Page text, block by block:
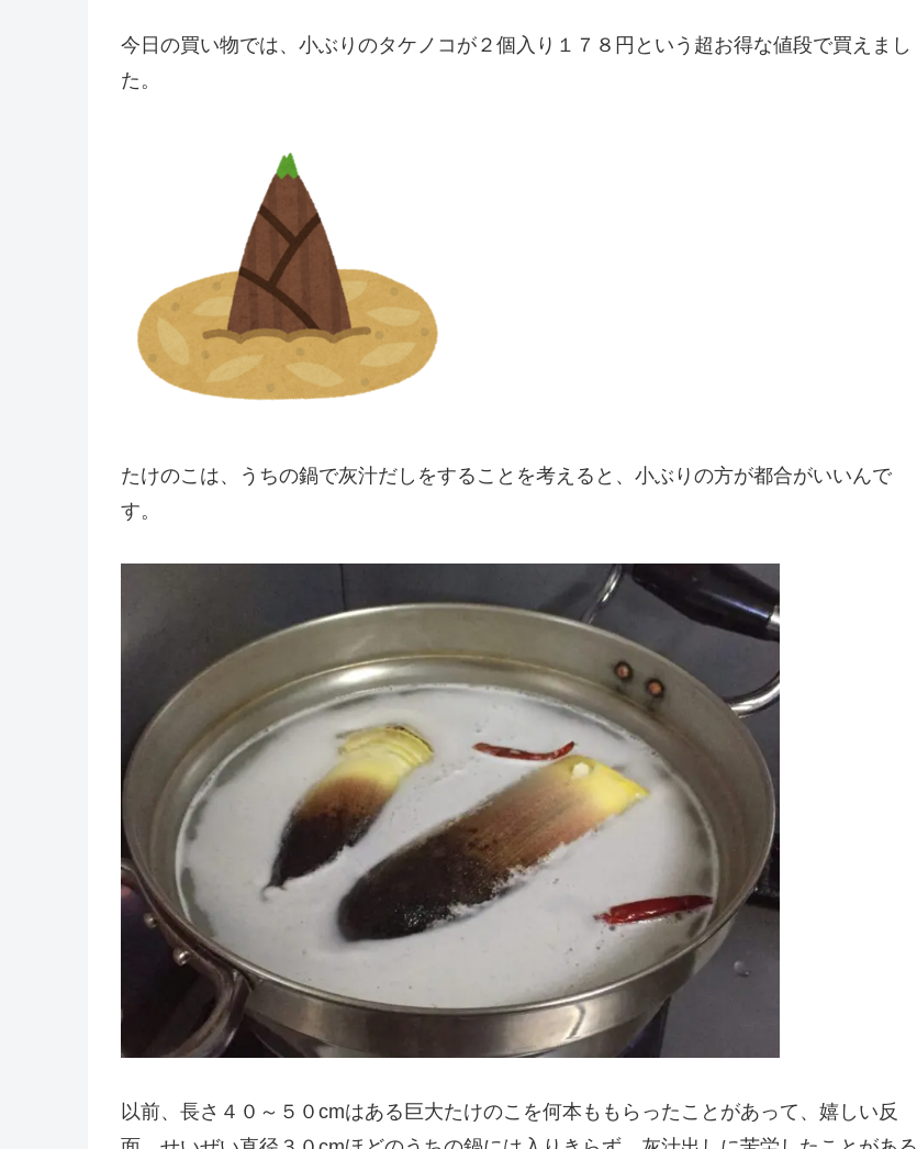
今日の買い物では、小ぶりのタケノコが２個入り１７８円という超お得な値段で買えまし
た。
たけのこは、うちの鍋で灰汁だしをすることを考えると、小ぶりの方が都合がいいんで
す。
以前、長さ４０～５０cmはある巨大たけのこを何本ももらったことがあって、嬉しい反